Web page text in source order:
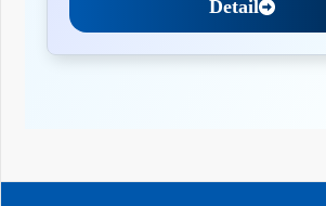
Detail